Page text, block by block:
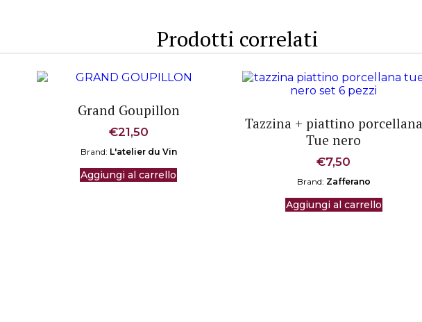
Prodotti correlati
Grand Goupillon
€21,50
Brand: L'atelier du Vin
Aggiungi al carrello
Tazzina + piattino porcellana
Tue nero
€7,50
Brand: Zafferano
Aggiungi al carrello